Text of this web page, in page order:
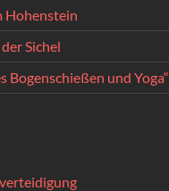
Hohenstein
Sichel
Bogenschießen und Yoga“